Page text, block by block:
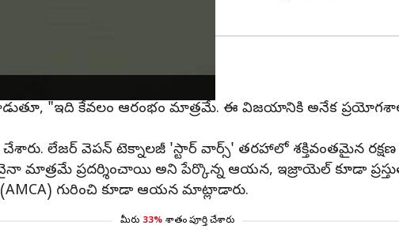
"ఇది కేవలం ఆరంభం మాత్రమే. ఈ విజయానికి అనేక
లేజర్‌ వెపన్‌ టెక్నాలజీ 'స్టార్ వార్స్' తరహాలో శక్తివంతమైన
మాత్రమే ప్రదర్శించాయి అని పేర్కొన్న ఆయన, ఇజ్రాయెల్‌ కూడా
గురించి కూడా ఆయన మాట్లాడారు.
మీరు 33% శాతం పూర్తి చేశారు